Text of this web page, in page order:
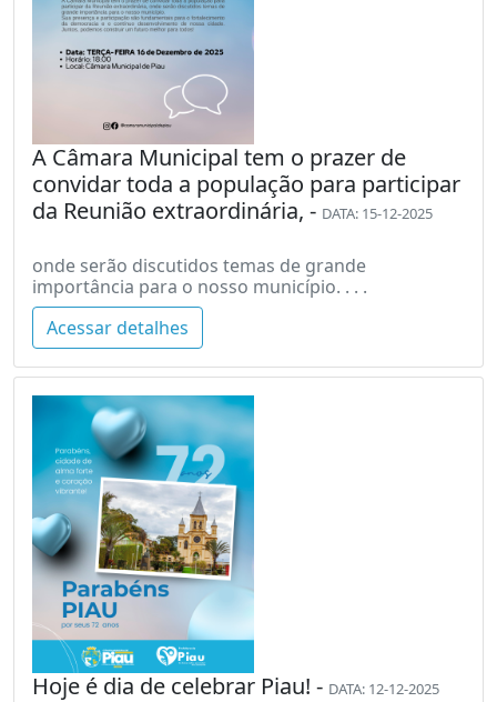
A Câmara Municipal tem o prazer de
convidar toda a população para participar
da Reunião extraordinária, - DATA: 15-12-2025
onde serão discutidos temas de grande
importância para o nosso município. . . .
Acessar detalhes
Hoje é dia de celebrar Piau! - DATA: 12-12-2025